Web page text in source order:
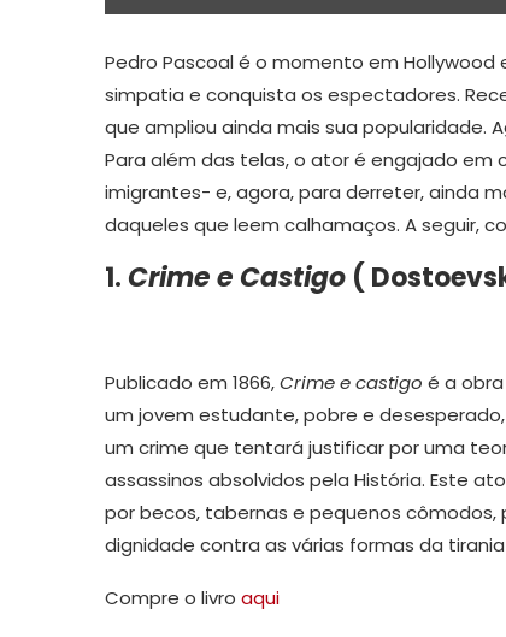
Pedro Pascoal é o momento em
simpatia e conquista os espectadores.
que ampliou ainda mais sua popularidade.
Para além das telas, o ator é engajado em
imigrantes- e, agora, para derreter, ainda
daqueles que leem calhamaços. A seguir,
1.Crime e Castigo (
Publicado em 1866,Crime e castigo é a obra
um jovem estudante, pobre e
um crime que tentará justificar por uma
assassinos absolvidos pela História. Este
por becos, tabernas e pequenos
dignidade contra as várias formas da tirania
Compre o livro aqui